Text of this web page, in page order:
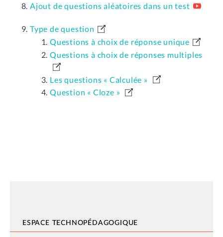
Ajout de questions aléatoires dans un test
Type de question
Questions à choix de réponse unique
Questions à choix de réponses multiples
Les questions « Calculée »
Question « Cloze »
ESPACE TECHNOPÉDAGOGIQUE